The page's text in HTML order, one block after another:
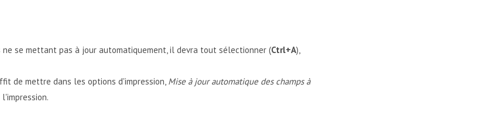
se mettant pas à jour automatiquement, il devra tout sélectionner (Ctrl+A),
de mettre dans les options d'impression, Mise à jour automatique des champs à